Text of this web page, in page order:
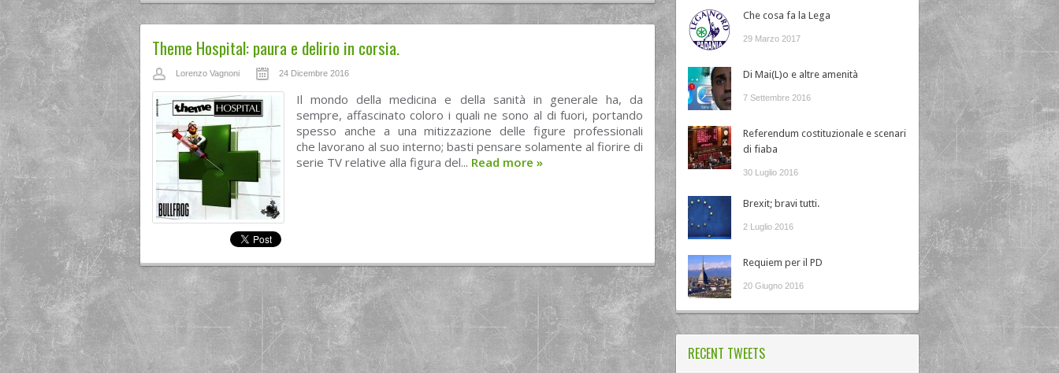
Theme Hospital: paura e delirio in corsia.
Lorenzo Vagnoni 24 Dicembre 2016
Il mondo della medicina e della sanità in generale ha, da
sempre, affascinato coloro i quali ne sono al di fuori, portando
spesso anche a una mitizzazione delle figure professionali
che lavorano al suo interno; basti pensare solamente al fiorire di
serie TV relative alla figura del... Read more »
Che cosa fa la Lega
29 Marzo 2017
Di Mai(L)o e altre amenità
7 Settembre 2016
Referendum costituzionale e scenari
di fiaba
30 Luglio 2016
Brexit; bravi tutti.
2 Luglio 2016
Requiem per il PD
20 Giugno 2016
RECENT TWEETS